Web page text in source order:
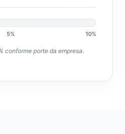
5% 10%
conforme porte da empresa.